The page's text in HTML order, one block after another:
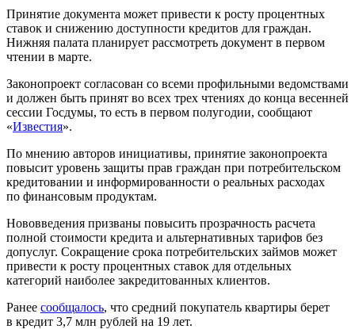
Принятие документа может привести к росту процентных
ставок и снижению доступности кредитов для граждан.
Нижняя палата планирует рассмотреть документ в первом
чтении в марте.
Законопроект согласован со всеми профильными ведомствами
и должен быть принят во всех трех чтениях до конца весенней
сессии Госдумы, то есть в первом полугодии, сообщают
«Известия».
По мнению авторов инициативы, принятие законопроекта
повысит уровень защиты прав граждан при потребительском
кредитовании и информированности о реальных расходах
по финансовым продуктам.
Нововведения призваны повысить прозрачность расчета
полной стоимости кредита и альтернативных тарифов без
допуслуг. Сокращение срока потребительских займов может
привести к росту процентных ставок для отдельных
категорий наиболее закредитованных клиентов.
Ранее сообщалось, что средний покупатель квартиры берет
в кредит 3,7 млн рублей на 19 лет.